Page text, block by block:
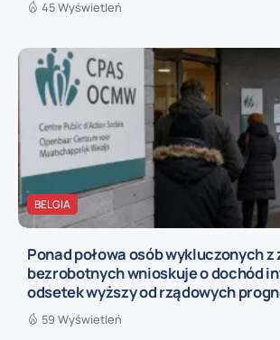
45 Wyświetleń
BELGIA
Ponad połowa osób wykluczonych z
bezrobotnych wnioskuje o dochód
odsetek wyższy od rządowych
59 Wyświetleń